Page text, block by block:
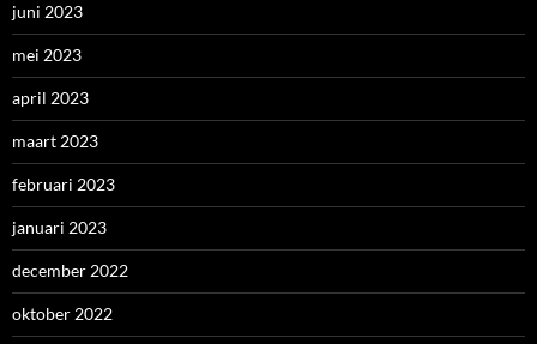
juni 2023
mei 2023
april 2023
maart 2023
februari 2023
januari 2023
december 2022
oktober 2022